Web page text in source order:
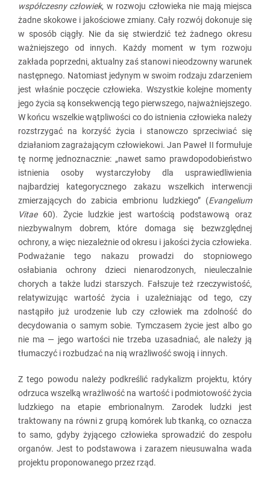
współczesny człowiek, w rozwoju człowieka nie mają miejsca
żadne skokowe i jakościowe zmiany. Cały rozwój dokonuje się
w sposób ciągły. Nie da się stwierdzić też żadnego okresu
ważniejszego od innych. Każdy moment w tym rozwoju
zakłada poprzedni, aktualny zaś stanowi nieodzowny warunek
następnego. Natomiast jedynym w swoim rodzaju zdarzeniem
jest właśnie poczęcie człowieka. Wszystkie kolejne momenty
jego życia są konsekwencją tego pierwszego, najważniejszego.
W końcu wszelkie wątpliwości co do istnienia człowieka należy
rozstrzygać na korzyść życia i stanowczo sprzeciwiać się
działaniom zagrażającym człowiekowi. Jan Paweł II formułuje
tę normę jednoznacznie: „nawet samo prawdopodobieństwo
istnienia osoby wystarczyłoby dla usprawiedliwienia
najbardziej kategorycznego zakazu wszelkich interwencji
zmierzających do zabicia embrionu ludzkiego” (Evangelium
Vitae60). Życie ludzkie jest wartością podstawową oraz
niezbywalnym dobrem, które domaga się bezwzględnej
ochrony, a więc niezależnie od okresu i jakości życia człowieka.
Podważanie tego nakazu prowadzi do stopniowego
osłabiania ochrony dzieci nienarodzonych, nieuleczalnie
chorych a także ludzi starszych. Fałszuje też rzeczywistość,
relatywizując wartość życia i uzależniając od tego, czy
nastąpiło już urodzenie lub czy człowiek ma zdolność do
decydowania o samym sobie. Tymczasem życie jest albo go
nie ma — jego wartości nie trzeba uzasadniać, ale należy ją
tłumaczyć i rozbudzać na nią wrażliwość swoją i innych.
Z tego powodu należy podkreślić radykalizm projektu, który
odrzuca wszelką wrażliwość na wartość i podmiotowość życia
ludzkiego na etapie embrionalnym. Zarodek ludzki jest
traktowany na równi z grupą komórek lub tkanką, co oznacza
to samo, gdyby żyjącego człowieka sprowadzić do zespołu
organów. Jest to podstawowa i zarazem nieusuwalna wada
projektu proponowanego przez rząd.